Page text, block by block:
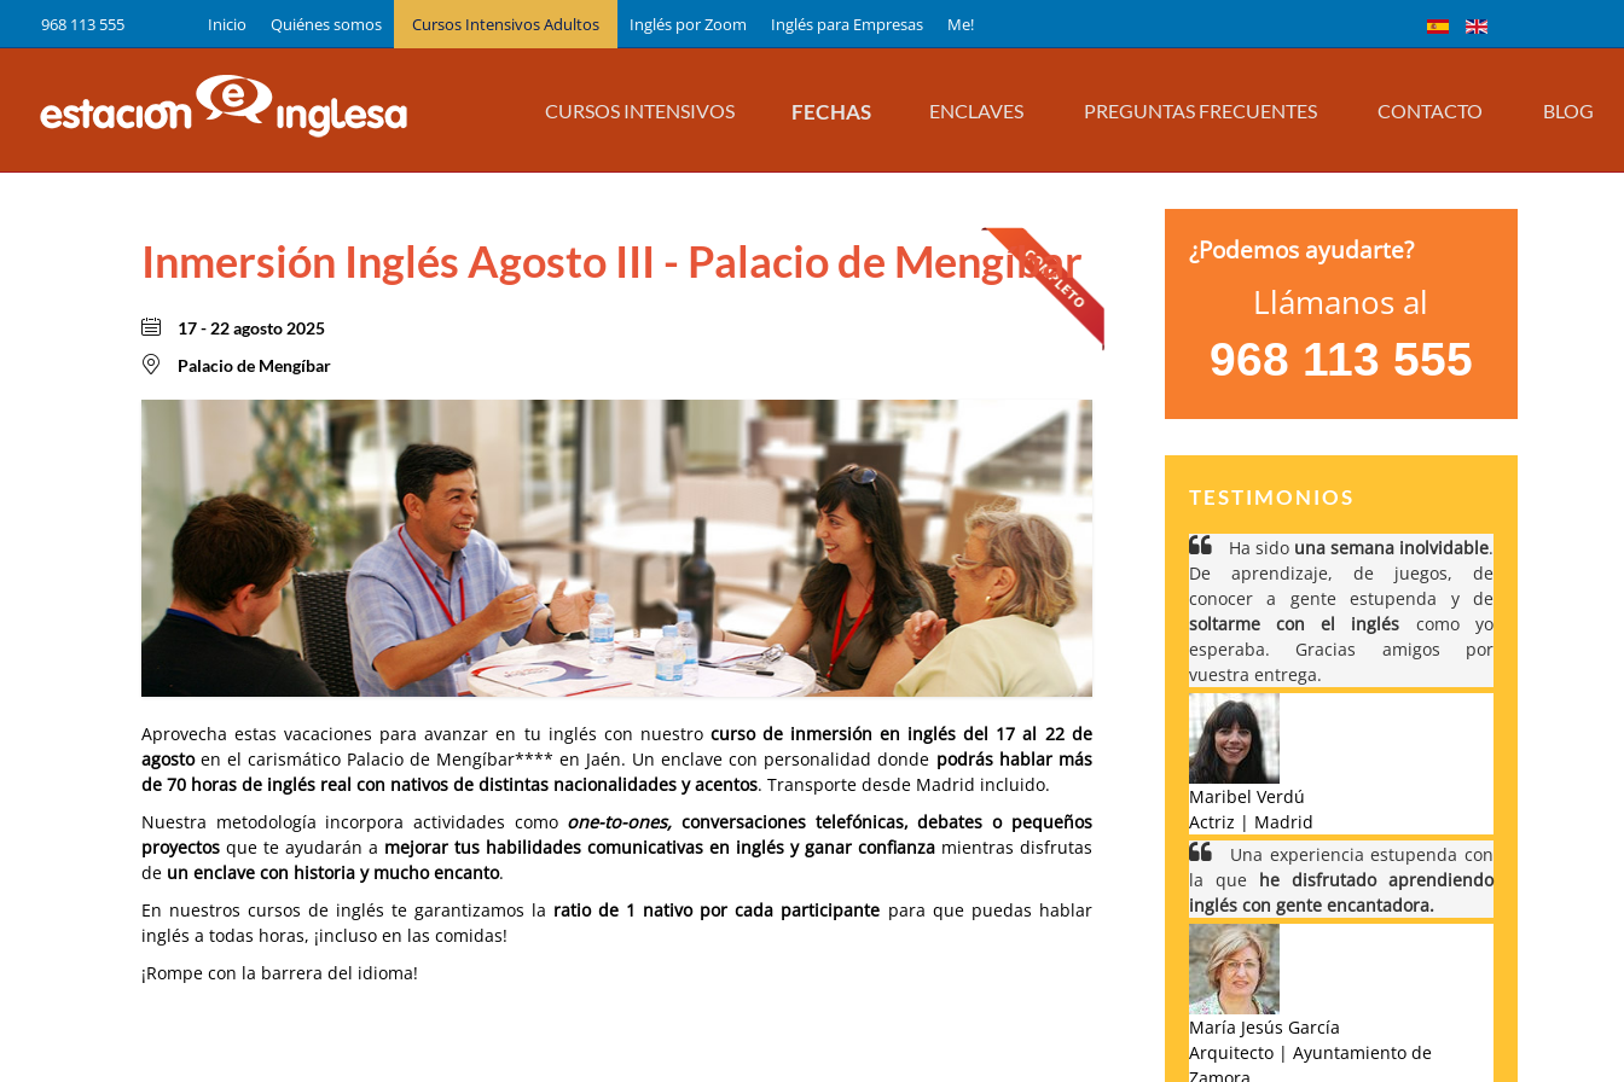
968 113 555 Inicio Quiénes somos Cursos Intensivos Adultos Inglés por Zoom Inglés para Empresas Me!
CURSOS INTENSIVOS FECHAS ENCLAVES PREGUNTAS FRECUENTES CONTACTO BLOG
Inmersión Inglés Agosto III - Palacio de Mengíbar
17 - 22 agosto 2025
Palacio de Mengíbar
Aprovecha estas vacaciones para avanzar en tu inglés con nuestro curso de inmersión en inglés del 17 al 22 de
agostoen el carismático Palacio de Mengíbar**** en Jaén. Un enclave con personalidad donde podrás hablar más
de 70 horas de inglés real con nativos de distintas nacionalidades y acentos. Transporte desde Madrid incluido.
Nuestra metodología incorpora actividades como one-to-ones, conversaciones telefónicas, debates o pequeños
proyectos que te ayudarán a mejorar tus habilidades comunicativas en inglés y ganar confianzamientras disfrutas
de un enclave con historia y mucho encanto.
En nuestros cursos de inglés te garantizamos la ratio de 1 nativo por cada participante para que puedas hablar
inglés a todas horas, ¡incluso en las comidas!
¡Rompe con la barrera del idioma!
¿Podemos ayudarte?
Llámanos al
968 113 555
TESTIMONIOS
Ha sido una semana inolvidable.
De aprendizaje, de juegos, de
conocer a gente estupenda y de
soltarme con el inglés como yo
esperaba. Gracias amigos por
vuestra entrega.
Maribel Verdú
Actriz | Madrid
Una experiencia estupenda con
la que he disfrutado aprendiendo
inglés con gente encantadora.
María Jesús García
Arquitecto | Ayuntamiento de